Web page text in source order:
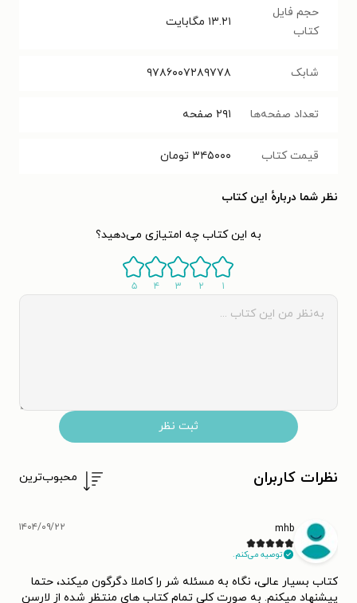
حجم فایل
کتاب
۱۳.۲۱ مگابایت
شابک ۹۷۸۶۰۰۷۲۸۹۷۷۸
تعداد صفحه‌ها ۲۹۱ صفحه
قیمت کتاب ۳۴۵۰۰۰ تومان
نظر شما دربارهٔ این کتاب
به این کتاب چه امتیازی می‌دهید؟
۱ ۲ ۳ ۴ ۵
ثبت نظر
نظرات کاربران محبوب‌ترین
mhb
توصیه می‌کنم.
۱۴۰۴/۰۹/۲۲
کتاب بسیار عالی، نگاه به مسئله شر را کاملا دگرگون میکند، حتما
پیشنهاد میکنم. به صورت کلی تمام کتاب های منتظر شده از لارسن